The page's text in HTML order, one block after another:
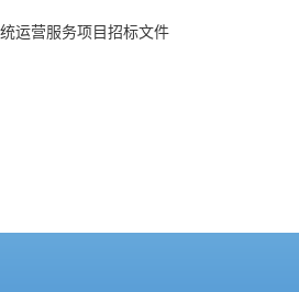
运营服务项目招标文件